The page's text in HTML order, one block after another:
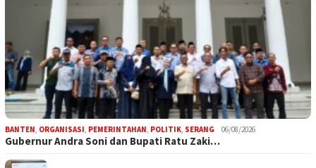
BANTEN ORGANISASI PEMERINTAHAN POLITIK SERANG 06/08/2026
Gubernur Andra Soni dan Bupati Ratu Zaki…